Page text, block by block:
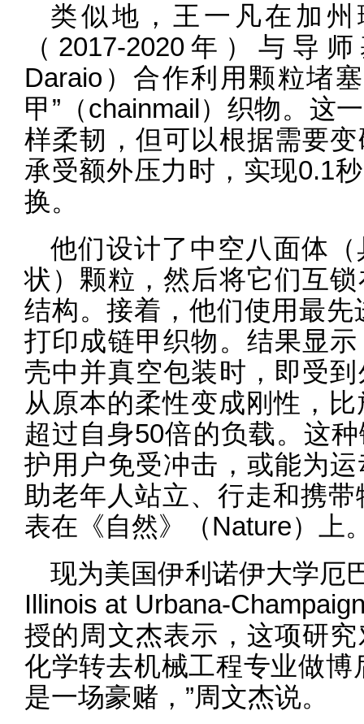
类似地，王一凡在加
（2017-2020年）与导
Daraio）合作利用颗粒堵
甲”（chainmail）织物。这
样柔韧，但可以根据需要
承受额外压力时，实现0.1
换。
他们设计了中空八面体
状）颗粒，然后将它们互
结构。接着，他们使用最
打印成链甲织物。结果显
壳中并真空包装时，即受
从原本的柔性变成刚性，
超过自身50倍的负载。这
护用户免受冲击，或能为
助老年人站立、行走和携
表在《自然》（Nature）上
现为美国伊利诺伊大学厄
Illinois at Urbana-
授的周文杰表示，这项研
化学转去机械工程专业做博
是一场豪赌，”周文杰说。